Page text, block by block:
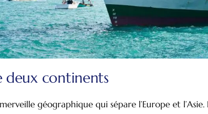
deux continents
géographique qui sépare l’Europe et